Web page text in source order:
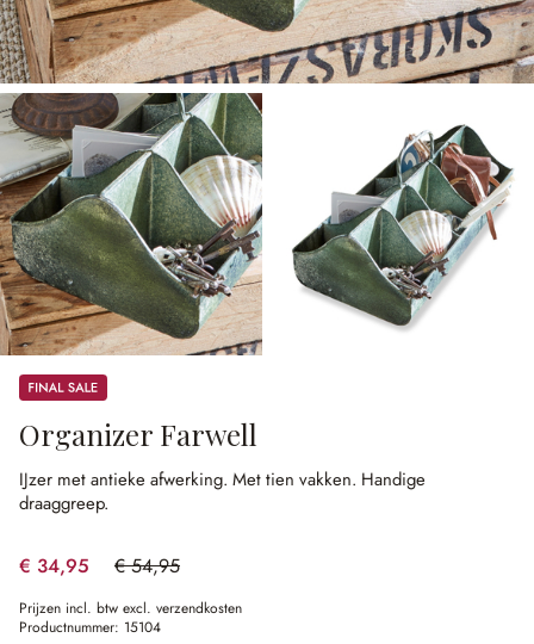
Sale
Organizer Farwell
IJzer met antieke afwerking. Met tien vakken. Handige
draaggreep.
€ 34,95 € 54,95
(36.4% gespart)
Prijzen incl. btw excl. verzendkosten
Productnummer: 15104